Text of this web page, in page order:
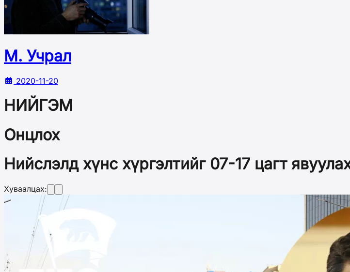
М. Учрал
2020-11-20
НИЙГЭМ
Онцлох
Нийслэлд хүнс хүргэлтийг 07-17 цагт
Хуваалцах: